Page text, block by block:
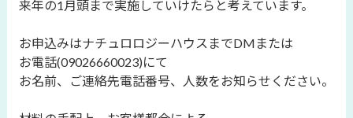
来年の1月頭まで実施していけたらと考えています。
お申込みはナチュロロジーハウスまでDMまたは
お電話(09026660023)にて
お名前、ご連絡先電話番号、人数をお知らせください。